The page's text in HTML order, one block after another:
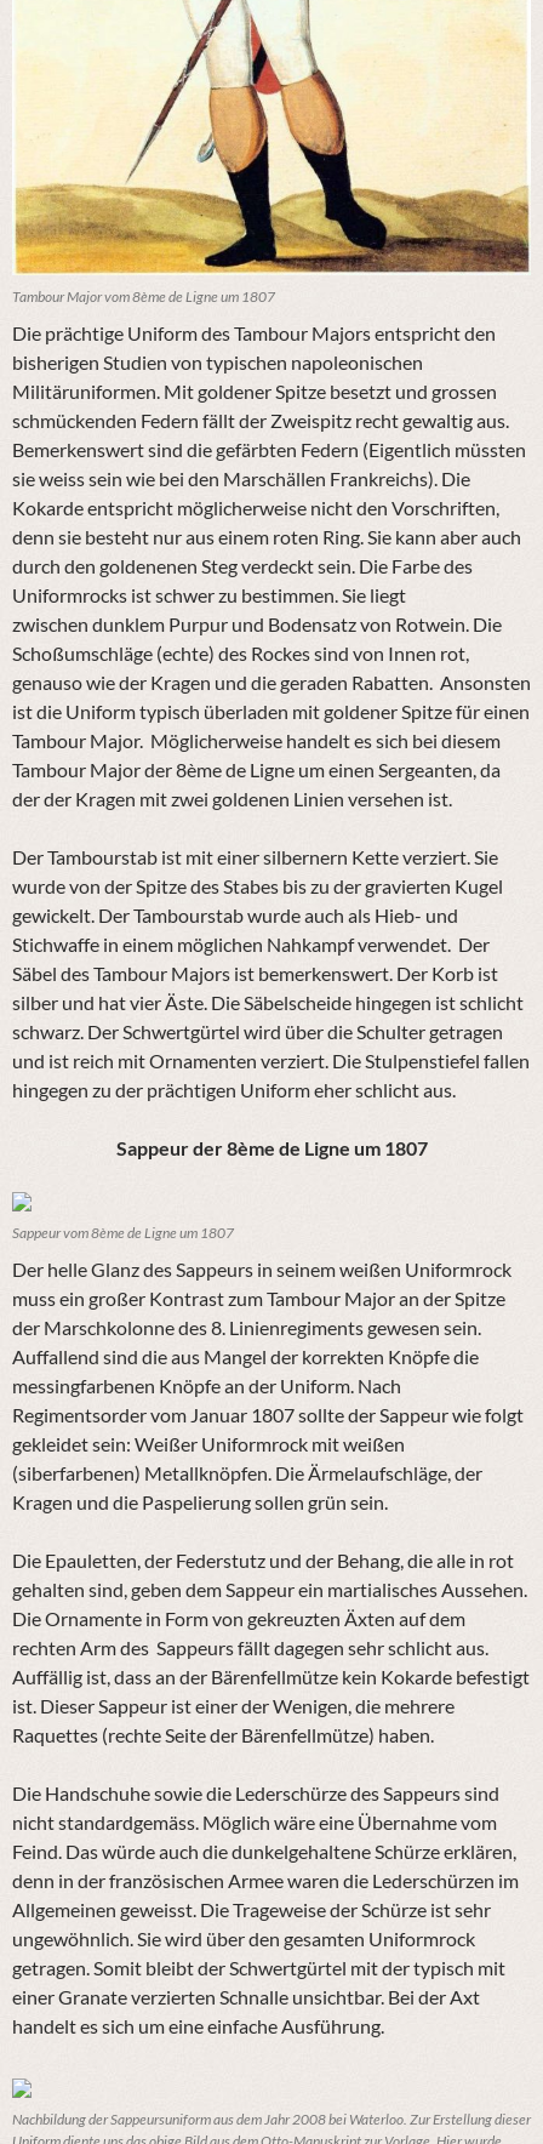
Tambour Major vom 8ème de Ligne um 1807
Die prächtige Uniform des Tambour Majors entsprichtden
bisherigen Studien von typischen napoleonischen
Militäruniformen. Mit goldener Spitze besetzt und grossen
schmückenden Federn fällt der Zweispitz recht gewaltig aus.
Bemerkenswert sind die gefärbten Federn (Eigentlich müssten
sie weiss sein wie bei den Marschällen Frankreichs). Die
Kokarde entspricht möglicherweise nicht den Vorschriften,
denn sie besteht nur aus einem roten Ring. Sie kann aber auch
durch den goldenenen Steg verdeckt sein. Die Farbe des
Uniformrocks ist schwerzu bestimmen. Sie liegt
zwischen dunklem Purpur und Bodensatz von Rotwein. Die
Schoßumschläge (echte) des Rockes sind von Innen rot,
genauso wie der Kragen und die geraden Rabatten. Ansonsten
ist die Uniform typisch überladen mit goldener Spitze für einen
Tambour Major. Möglicherweise handelt es sich bei diesem
Tambour Major der 8ème de Ligne um einen Sergeanten, da
der der Kragen mit zwei goldenen Linien versehen ist.
Der Tambourstab ist mit einer silbernern Kette verziert. Sie
wurde von der Spitze des Stabes bis zu der gravierten Kugel
gewickelt. Der Tambourstab wurde auch als Hieb- und
Stichwaffe in einem möglichen Nahkampf verwendet. Der
Säbel des Tambour Majors ist bemerkenswert. Der Korb ist
silber und hat vier Äste. Die Säbelscheide hingegen ist schlicht
schwarz. Der Schwertgürtel wird über die Schulter getragen
und ist reich mit Ornamenten verziert. Die Stulpenstiefel fallen
hingegen zu der prächtigen Uniform eher schlicht aus.
Sappeur der 8ème de Ligne um 1807
Sappeur vom 8ème de Ligne um 1807
Der helle Glanz des Sappeurs in seinem weißen Uniformrock
muss ein großer Kontrast zum Tambour Major an der Spitze
der Marschkolonne des 8. Linienregiments gewesen sein.
Auffallend sind die aus Mangel der korrekten Knöpfe die
messingfarbenen Knöpfe an der Uniform. Nach
Regimentsorder vom Januar 1807 sollte der Sappeur wie folgt
gekleidet sein: Weißer Uniformrock mit weißen
(siberfarbenen) Metallknöpfen. Die Ärmelaufschläge, der
Kragen und die Paspelierung sollen grün sein.
Die Epauletten, der Federstutz und der Behang, die alle in rot
gehalten sind, geben dem Sappeur ein martialisches Aussehen.
Die Ornamente in Form von gekreuzten Äxten auf dem
rechten Arm des Sappeurs fällt dagegen sehr schlicht aus.
Auffällig ist, dass an der Bärenfellmütze kein Kokarde befestigt
ist. Dieser Sappeur ist einer der Wenigen, die mehrere
Raquettes (rechte Seite der Bärenfellmütze) haben.
Die Handschuhe sowie die Lederschürze des Sappeurs sind
nicht standardgemäss. Möglich wäre eine Übernahme vom
Feind. Das würde auch die dunkelgehaltene Schürze erklären,
denn in der französischen Armee waren die Lederschürzen im
Allgemeinen geweisst. Die Trageweise der Schürze ist sehr
ungewöhnlich. Sie wird über den gesamten Uniformrock
getragen. Somit bleibt der Schwertgürtel mit der typisch mit
einer Granate verzierten Schnalle unsichtbar. Bei der Axt
handelt es sich um eine einfache Ausführung.
Nachbildung der Sappeursuniform aus dem Jahr 2008 bei Waterloo. Zur Erstellung dieser